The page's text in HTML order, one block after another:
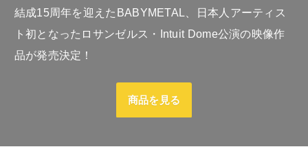
結成15周年を迎えたBABYMETAL、日本人アーティス
ト初となったロサンゼルス・Intuit Dome公演の映像作
品が発売決定！
商品を見る